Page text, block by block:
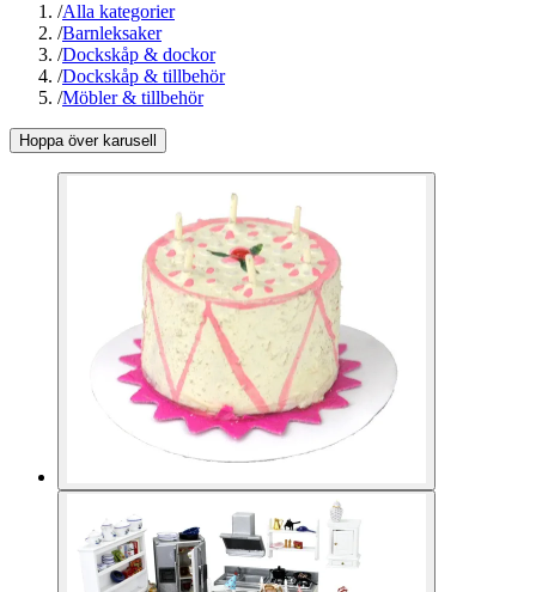
/Alla kategorier
/Barnleksaker
/Dockskåp & dockor
/Dockskåp & tillbehör
/Möbler & tillbehör
Hoppa över karusell